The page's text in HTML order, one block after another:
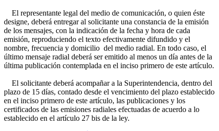
El representante legal del medio de comunicación, o quien éste
designe, deberá entregar al solicitante una constancia de la emisión
de los mensajes, con la indicación de la fecha y hora de cada
emisión, reproduciendo el texto efectivamente difundido y el
nombre, frecuencia y domicilio del medio radial. En todo caso, el
último mensaje radial deberá ser emitido al menos un día antes de la
última publicación contemplada en el inciso primero de este artículo.
El solicitante deberá acompañar a la Superintendencia, dentro del
plazo de 15 días, contado desde el vencimiento del plazo establecido
en el inciso primero de este artículo, las publicaciones y los
certificados de las emisiones radiales efectuadas de acuerdo a lo
establecido en el artículo 27 bis de la ley.